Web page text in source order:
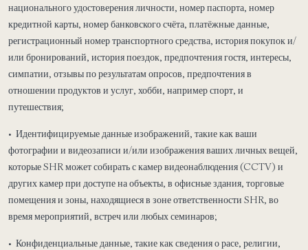
национального удостоверения личности, номер паспорта, номер
кредитной карты, номер банковского счёта, платёжные данные,
регистрационный номер транспортного средства, история покупок и/
или бронирований, история поездок, предпочтения гостя, интересы,
симпатии, отзывы по результатам опросов, предпочтения в
отношении продуктов и услуг, хобби, например спорт, и
путешествия;
• Идентифицируемые данные изображений, такие как ваши
фотографии и видеозаписи и/или изображения ваших личных вещей,
которые SHR может собирать с камер видеонаблюдения (CCTV) и
других камер при доступе на объекты, в офисные здания, торговые
помещения и зоны, находящиеся в зоне ответственности SHR, во
время мероприятий, встреч или любых семинаров;
• Конфиденциальные данные, такие как сведения о расе, религии,